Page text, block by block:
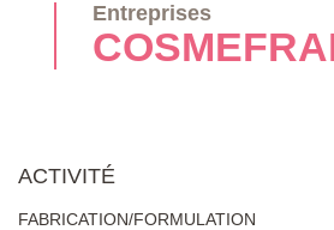
Entreprises
ACTIVITÉ
FABRICATION/FORMULATION